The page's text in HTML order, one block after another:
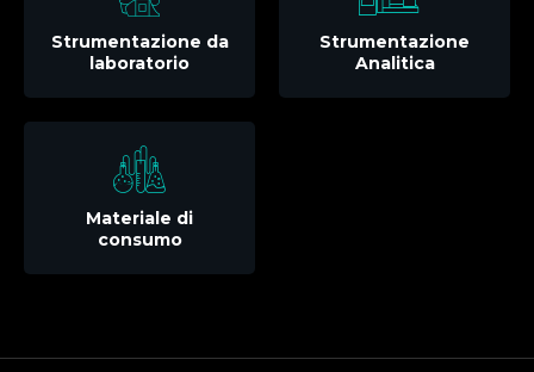
Strumentazione da
laboratorio
Strumentazione
Analitica
Materiale di
consumo